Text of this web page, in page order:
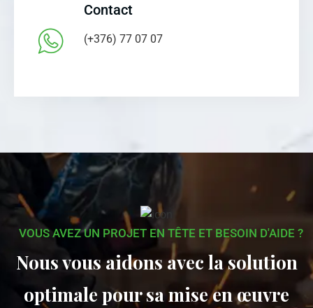
Contact
(+376) 77 07 07
VOUS AVEZ UN PROJET EN TÊTE ET BESOIN D'AIDE ?
Nous vous aidons avec la solution
optimale pour sa mise en œuvre